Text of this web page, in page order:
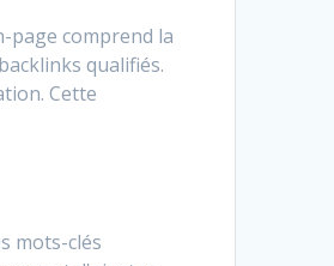
comprend la
qualifiés.
Cette
mots-clés